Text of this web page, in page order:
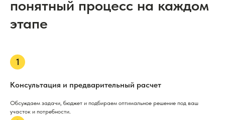
понятный процесс на каждом
этапе
Консультация и предварительный расчет
Обсуждаем задачи, бюджет и подбираем оптимальное решение под ваш
участок и потребности.